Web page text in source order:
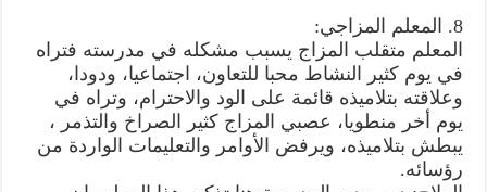
8. المعلم المزاجي:
المعلم متقلب المزاج يسبب مشكله في مدرسته فتراه
في يوم كثير النشاط محبا للتعاون، اجتماعيا، ودودا،
وعلاقته بتلاميذه قائمة على الود والاحترام، وتراه في
يوم أخر منطويا، عصبي المزاج كثير الصراخ والتذمر ،
يبطش بتلاميذه، ويرفض الأوامر والتعليمات الواردة من
رؤسائه.